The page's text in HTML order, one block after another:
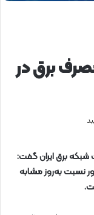
مصرف برق در
برق ایران گفت:
نسبت به‌روز مشابه